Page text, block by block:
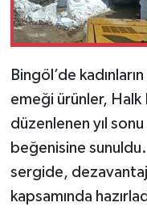
Bingöl’de
emeği ürünler,
düzenlenen yıl
beğenisine
sergide,
kapsamında
YAYLADERE